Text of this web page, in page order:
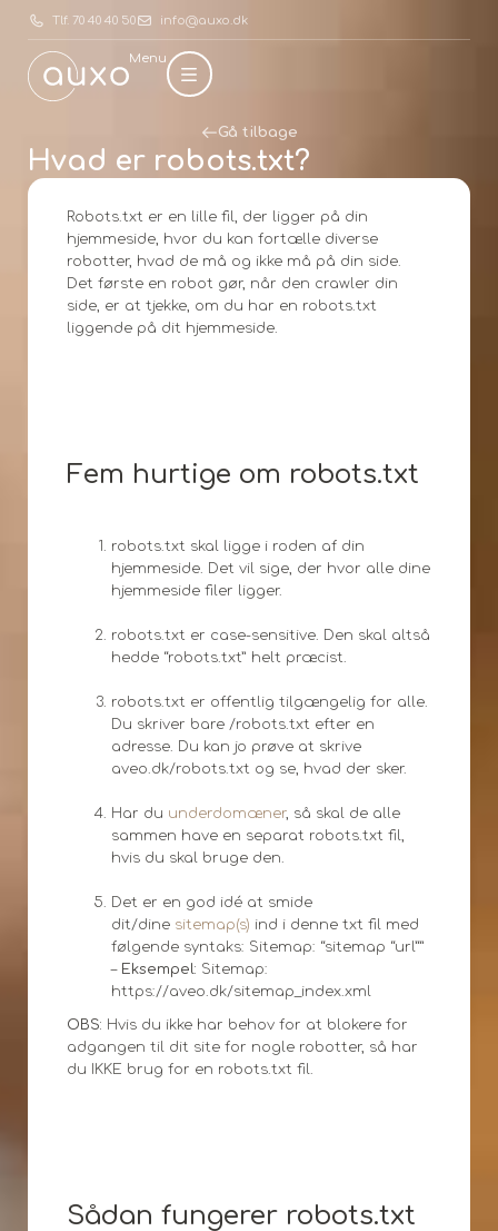
Tlf. 70 40 40 50 info@auxo.dk
Menu
Gå tilbage
Hvad er robots.txt?
Robots.txt er en lille fil, der ligger på din
hjemmeside, hvor du kan fortælle diverse
robotter, hvad de må og ikke må på din side.
Det første en robot gør, når den crawler din
side, er at tjekke, om du har en robots.txt
liggende på dit hjemmeside.
Fem hurtige om robots.txt
robots.txt skal ligge i roden af din
hjemmeside. Det vil sige, der hvor alle dine
hjemmeside filer ligger.
robots.txt er case-sensitive. Den skal altså
hedde “robots.txt” helt præcist.
robots.txt er offentlig tilgængelig for alle.
Du skriver bare /robots.txt efter en
adresse. Du kan jo prøve at skrive
aveo.dk/robots.txt og se, hvad der sker.
Har du underdomæner, så skal de alle
sammen have en separat robots.txt fil,
hvis du skal bruge den.
Det er en god idé at smide
dit/dine sitemap(s) ind i denne txt fil med
følgende syntaks: Sitemap: “sitemap “url””
– Eksempel: Sitemap:
https://aveo.dk/sitemap_index.xml
OBS: Hvis du ikke har behov for at blokere for
adgangen til dit site for nogle robotter, så har
du IKKE brug for en robots.txt fil.
Sådan fungerer robots.txt